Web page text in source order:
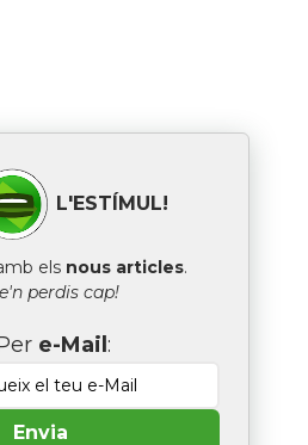
L'ESTÍMUL!
els nous articles.
perdis cap!
e-Mail :
Envia